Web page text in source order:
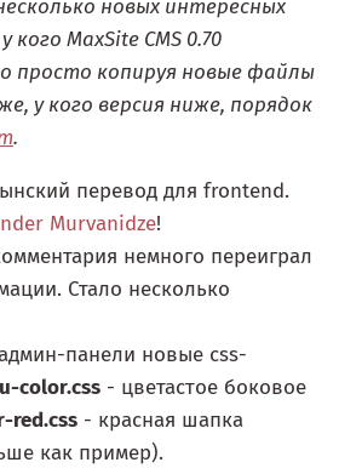
новых интересных
MaxSite CMS 0.70
просто копируя новые файлы
у кого версия ниже, порядок
.
перевод для frontend.
Murvanidze!
немного переиграл
Стало несколько
панели новые css-
color.css - цветастое боковое
red.css - красная шапка
как пример).